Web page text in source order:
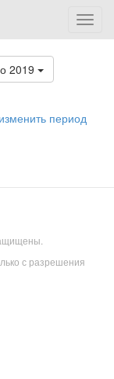
2019
изменить период
с разрешения